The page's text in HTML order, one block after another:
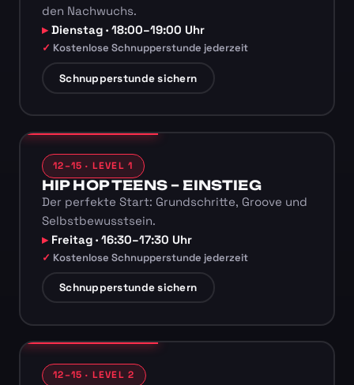
den Nachwuchs.
Dienstag · 18:00–19:00 Uhr
Kostenlose Schnupperstunde jederzeit
Schnupperstunde sichern
12–15 · LEVEL 1
HIP HOP TEENS – EINSTIEG
Der perfekte Start: Grundschritte, Groove und
Selbstbewusstsein.
Freitag · 16:30–17:30 Uhr
Kostenlose Schnupperstunde jederzeit
Schnupperstunde sichern
12–15 · LEVEL 2